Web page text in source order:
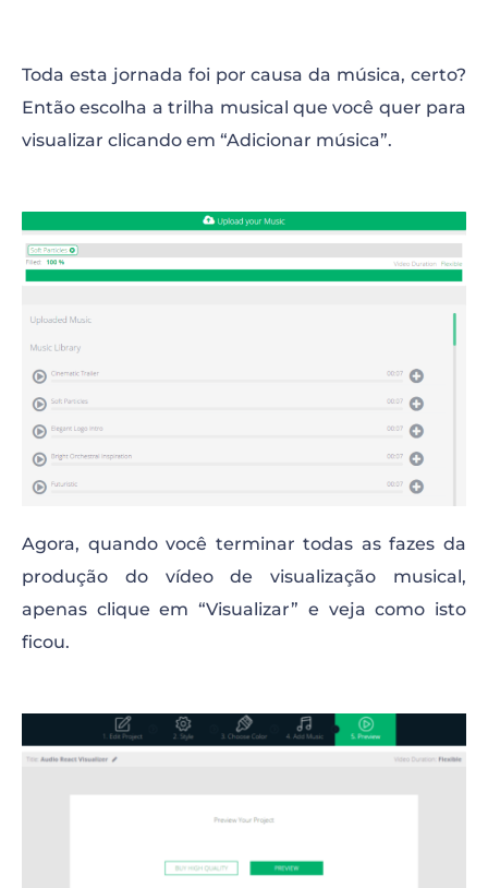
Toda esta jornada foi por causa da música, certo?
Então escolha a trilha musical que você quer para
visualizar clicando em “Adicionar música”.
Agora, quando você terminar todas as fazes da
produção do vídeo de visualização musical,
apenas clique em “Visualizar” e veja como isto
ficou.